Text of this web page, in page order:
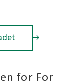
for For